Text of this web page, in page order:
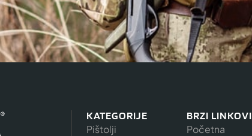
KATEGORIJE
Pištolji
BRZI LINKOVI
Početna